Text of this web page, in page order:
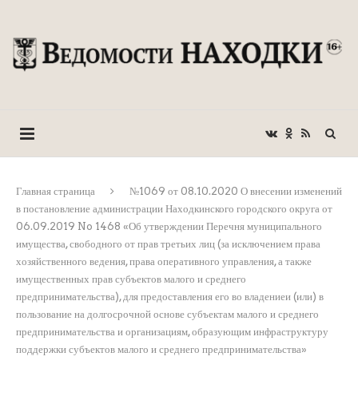
Главная страница
№1069 от 08.10.2020 О внесении изменений
в постановление администрации Находкинского городского округа от
06.09.2019 No 1468 «Об утверждении Перечня муниципального
имущества, свободного от прав третьих лиц (за исключением права
хозяйственного ведения, права оперативного управления, а также
имущественных прав субъектов малого и среднего
предпринимательства), для предоставления его во владениеи (или) в
пользование на долгосрочной основе субъектам малого и среднего
предпринимательства и организациям, образующим инфраструктуру
поддержки субъектов малого и среднего предпринимательства»